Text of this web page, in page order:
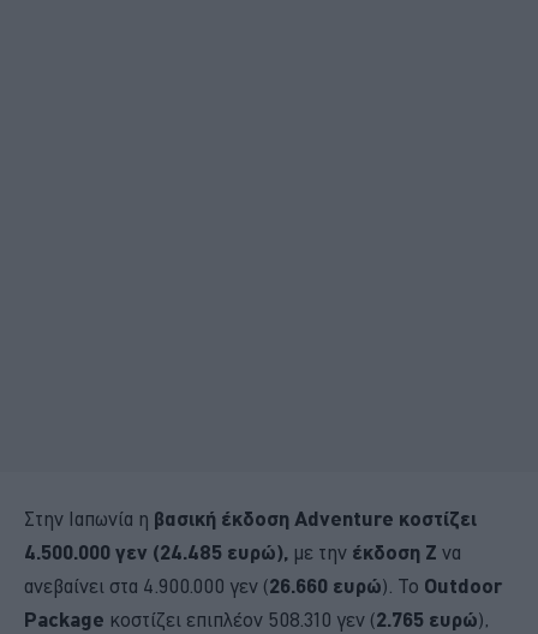
Στην Ιαπωνία η βασική έκδοση Adventure κοστίζει
4.500.000 γεν (24.485 ευρώ), με την έκδοση Z να
ανεβαίνει στα 4.900.000 γεν (26.660 ευρώ). Το Outdoor
Package κοστίζει επιπλέον 508.310 γεν (2.765 ευρώ),